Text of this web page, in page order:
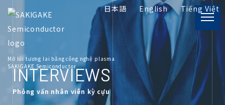
日本語 English Tiếng Việt
Mở lối tương lai bằng công nghệ plasma
SAKIGAKE Semiconductor
PRODUCT
Thông tin sản phẩm
INFORMATION
INTERVIEWS
Phỏng vấn nhân viên kỳ cựu